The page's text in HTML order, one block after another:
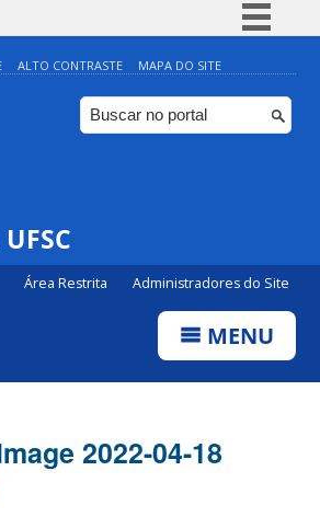
Simplifique!
Comunica BR
Participe
ALTO CONTRASTE MAPA DO SITE
Área Restrita Administradores do Site
MENU
2022-04-18